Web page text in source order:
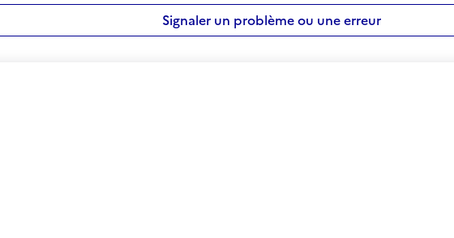
Signaler un problème ou une erreur